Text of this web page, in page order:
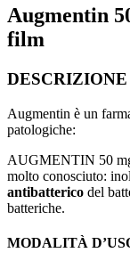
Augmentin
film
Augmentin è un
patologiche:
AUGMENTIN 50
molto conosciuto:
antibatterico del
batteriche.
MODALITÀ